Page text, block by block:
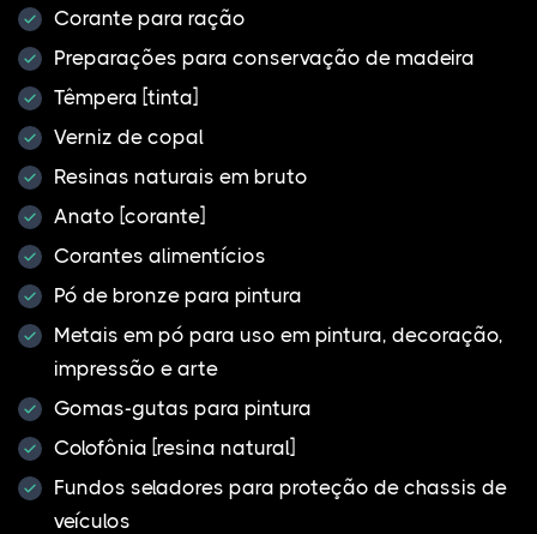
Corante para ração
Preparações para conservação de madeira
Têmpera [tinta]
Verniz de copal
Resinas naturais em bruto
Anato [corante]
Corantes alimentícios
Pó de bronze para pintura
Metais em pó para uso em pintura, decoração,
impressão e arte
Gomas-gutas para pintura
Colofônia [resina natural]
Fundos seladores para proteção de chassis de
veículos